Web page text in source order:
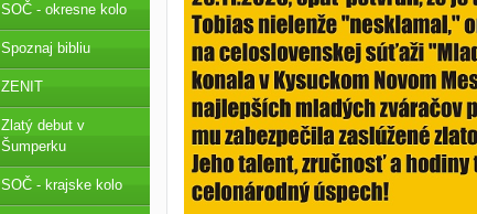
SOČ - okresne kolo
Spoznaj bibliu
ZENIT
Zlatý debut v
Šumperku
SOČ - krajske kolo